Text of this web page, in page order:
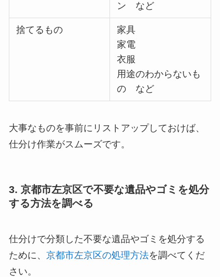
ン など
捨てるもの
家具
家電
衣服
用途のわからないも
の など
大事なものを事前にリストアップしておけば、
仕分け作業がスムーズです。
3. 京都市左京区で不要な遺品やゴミを処分
する方法を調べる
仕分けで分類した不要な遺品やゴミを処分する
ために、 京都市左京区の処理方法を調べてくだ
さい。